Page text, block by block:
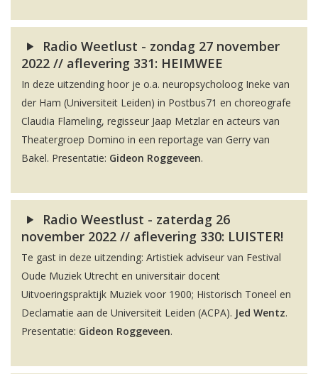
Radio Weetlust - zondag 27 november
2022 // aflevering 331: HEIMWEE
In deze uitzending hoor je o.a. neuropsycholoog Ineke van
der Ham (Universiteit Leiden) in Postbus71 en choreografe
Claudia Flameling, regisseur Jaap Metzlar en acteurs van
Theatergroep Domino in een reportage van Gerry van
Bakel. Presentatie: Gideon Roggeveen.
Radio Weestlust - zaterdag 26
november 2022 // aflevering 330: LUISTER!
Te gast in deze uitzending: Artistiek adviseur van Festival
Oude Muziek Utrecht en universitair docent
Uitvoeringspraktijk Muziek voor 1900; Historisch Toneel en
Declamatie aan de Universiteit Leiden (ACPA). Jed Wentz.
Presentatie: Gideon Roggeveen.